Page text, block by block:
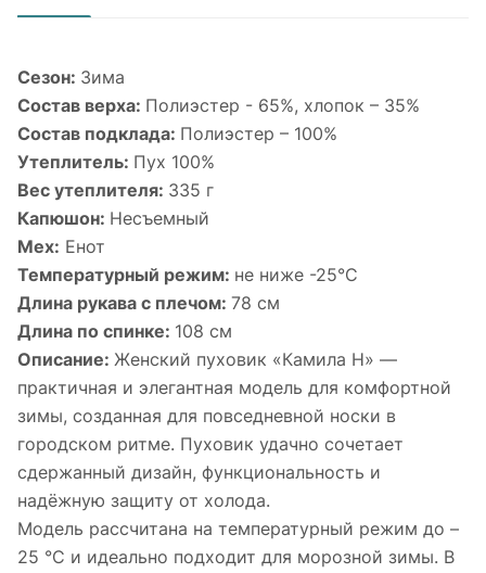
Сезон: Зима
Состав верха: Полиэстер - 65%, хлопок – 35%
Состав подклада: Полиэстер – 100%
Утеплитель: Пух 100%
Вес утеплителя: 335 г
Капюшон: Несъемный
Мех: Енот
Температурный режим: не ниже -25°С
Длина рукава с плечом: 78 см
Длина по спинке: 108 см
Описание: Женский пуховик «Камила Н» —
практичная и элегантная модель для комфортной
зимы, созданная для повседневной носки в
городском ритме. Пуховик удачно сочетает
сдержанный дизайн, функциональность и
надёжную защиту от холода.
Модель рассчитана на температурный режим до –
25 °C и идеально подходит для морозной зимы. В